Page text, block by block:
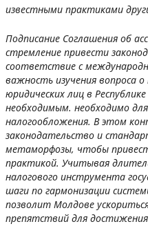
известными практиками
Подписание Соглашения об
стремление привести
соответствие с
важность изучения вопроса
юридических лиц в
необходимым. необходимо
налогообложения. В этом
законодательство и
метаморфозы, чтобы
практикой. Учитывая
налогового инструмента
шаги по гармонизации
позволит Молдове
препятствий для